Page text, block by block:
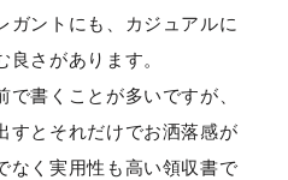
ガントにも、カジュアルに
良さがあります。
書くことが多いですが、
すとそれだけでお洒落感が
なく実用性も高い領収書で